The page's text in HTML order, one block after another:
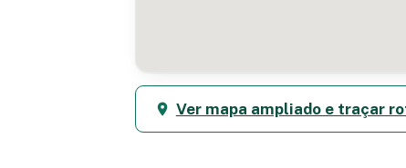
Ver mapa ampliado e traçar